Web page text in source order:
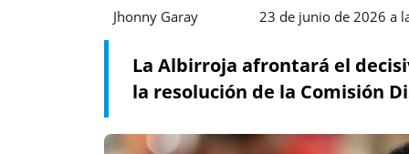
Jhonny Garay 23 de junio de 2026 a
La Albirroja afrontará el
la resolución de la Comisión